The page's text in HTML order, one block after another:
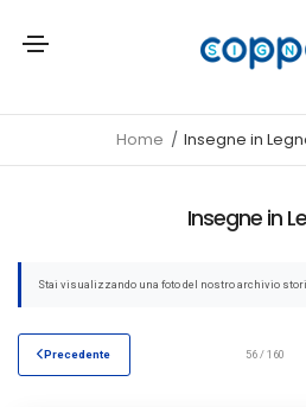
Home Insegne in
Insegne in
Stai visualizzando una foto del nostro archivio
Precedente 56 / 160